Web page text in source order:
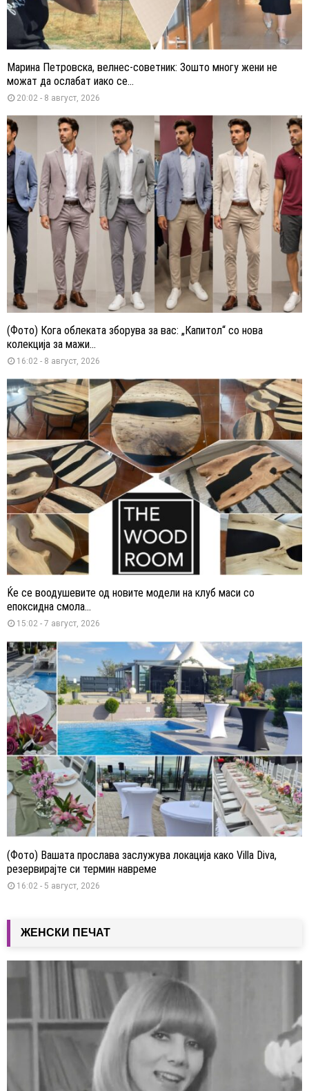
Марина Петровска, велнес-советник: Зошто многу жени не
можат да ослабат иако се...
20:02 - 8 август, 2026
(Фото) Кога облеката зборува за вас: „Капитол“ со нова
колекција за мажи...
16:02 - 8 август, 2026
Ќе се воодушевите од новите модели на клуб маси со
епоксидна смола...
15:02 - 7 август, 2026
(Фото) Вашата прослава заслужува локација како Villa Diva,
резервирајте си термин навреме
16:02 - 5 август, 2026
ЖЕНСКИ ПЕЧАТ